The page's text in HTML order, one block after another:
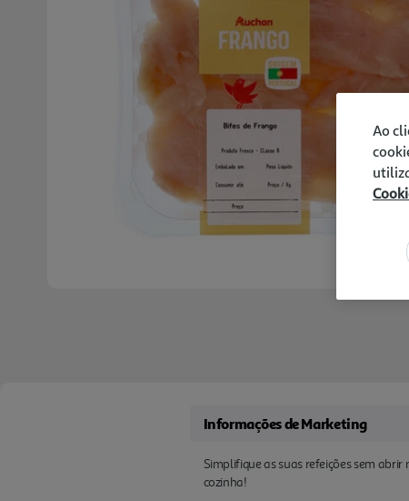
Informações de Marketing
Simplifique as suas refeições sem
cozinha!
Ao